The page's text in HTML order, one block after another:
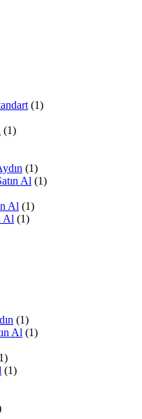
(1)
(1)
(1)
Al (1)
Al (1)
Al (1)
(1)
Al (1)
(1)